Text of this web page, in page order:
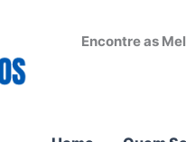
Encontre as